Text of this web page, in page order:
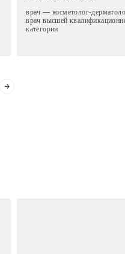
врач — косметолог-
врач высшей
категории